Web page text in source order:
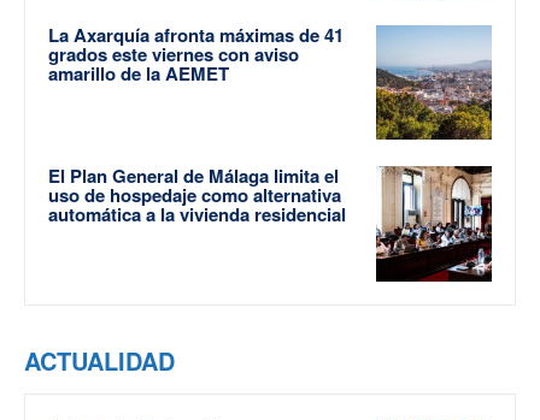
La Axarquía afronta máximas de 41
grados este viernes con aviso
amarillo de la AEMET
El Plan General de Málaga limita el
uso de hospedaje como alternativa
automática a la vivienda residencial
ACTUALIDAD